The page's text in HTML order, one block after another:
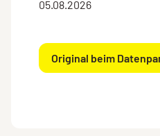
05.08.2026
Original beim